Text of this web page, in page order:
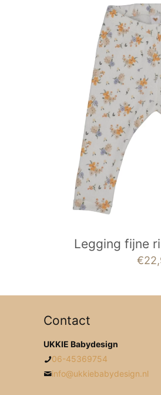
Legging fijne
€
Contact
UKKIE Babydesign
06-45369754
info@ukkiebabydesign.nl